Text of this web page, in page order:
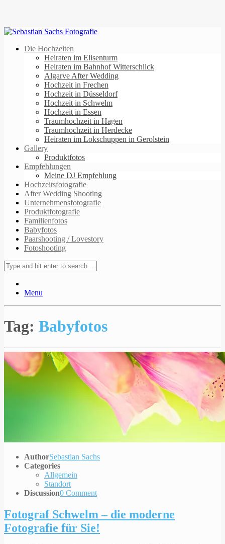
Die Hochzeiten
Heiraten im Elisenturm
Heiraten im Bahnhof Witterschlick
Algarve After Wedding
Hochzeit in Frechen
Hochzeit in Düsseldorf
Hochzeit in Schwelm
Hochzeit in Essen
Traumhochzeit in Hagen
Traumhochzeit in Herdecke
Heiraten im Lokschuppen in Gerolstein
Gallery
Produktfotos
Empfehlungen
Meine DJ Empfehlung
Hochzeitsfotografie
After Wedding Shooting
Unternehmensfotografie
Produktfotografie
Familienfotos
Babyfotos
Paarshooting / Lovestory
Fotoshooting
Menu
Tag: Babyfotos
AuthorSebastian Sachs
Categories
Allgemein
Standort
Discussion0 Comment
Fotograf Schwelm – die moderne
Fotografie für Sie!